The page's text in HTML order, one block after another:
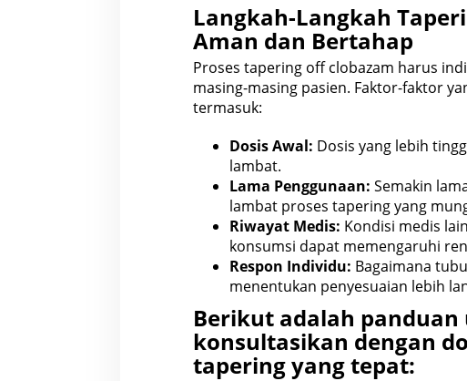
Langkah-Langkah
Aman dan Bertahap
Proses tapering off clobazam harus
masing-masing pasien. Faktor-faktor
termasuk:
Dosis Awal: Dosis yang lebih
lambat.
Lama Penggunaan: Semakin
lambat proses tapering yang
Riwayat Medis: Kondisi medis
konsumsi dapat memengaruhi
Respon Individu: Bagaimana
menentukan penyesuaian lebih
Berikut adalah
konsultasikan dengan
tapering yang tepat: